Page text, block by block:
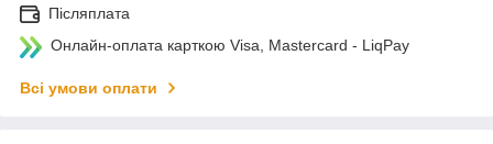
Післяплата
Онлайн-оплата карткою Visa, Mastercard - LiqPay
Всі умови оплати